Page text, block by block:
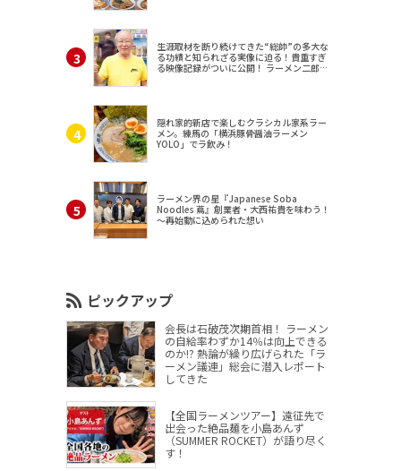
生涯取材を断り続けてきた“総帥”の多大な
る功績と知られざる実像に迫る！貴重すぎ
る映像記録がついに公開！ ラーメン二郎
隠れ家的新店で楽しむクラシカル家系ラー
メン。練馬の「横浜豚骨醤油ラーメン
YOLO」でラ飲み！
ラーメン界の星『Japanese Soba
Noodles 蔦』創業者・大西祐貴を味わう！
～再始動に込められた想い
ピックアップ
会長は石破茂次期首相！ ラーメン
の自給率わずか14％は向上できる
のか!? 熱論が繰り広げられた「ラ
ーメン議連」総会に潜入レポート
してきた
【全国ラーメンツアー】遠征先で
出会った絶品麺を小島あんず
（SUMMER ROCKET）が語り尽く
す！